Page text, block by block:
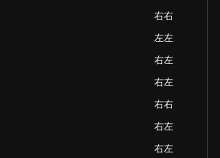
右右
左左
右左
右左
右右
右左
右左